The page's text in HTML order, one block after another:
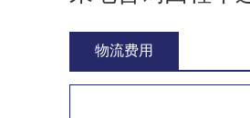
物流费用